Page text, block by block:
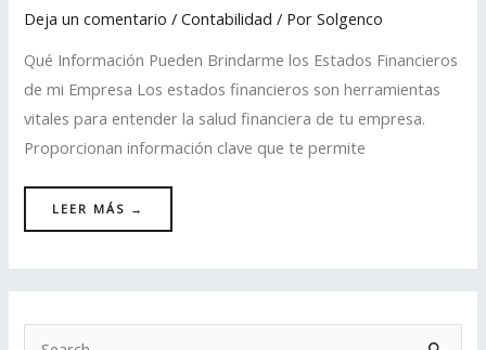
Deja un comentario /Contabilidad / PorSolgenco
Qué Información Pueden Brindarme los Estados Financieros
de mi Empresa Los estados financieros son herramientas
vitales para entender la salud financiera de tu empresa.
Proporcionan información clave que te permite
EMPRESA
LEER MÁS →